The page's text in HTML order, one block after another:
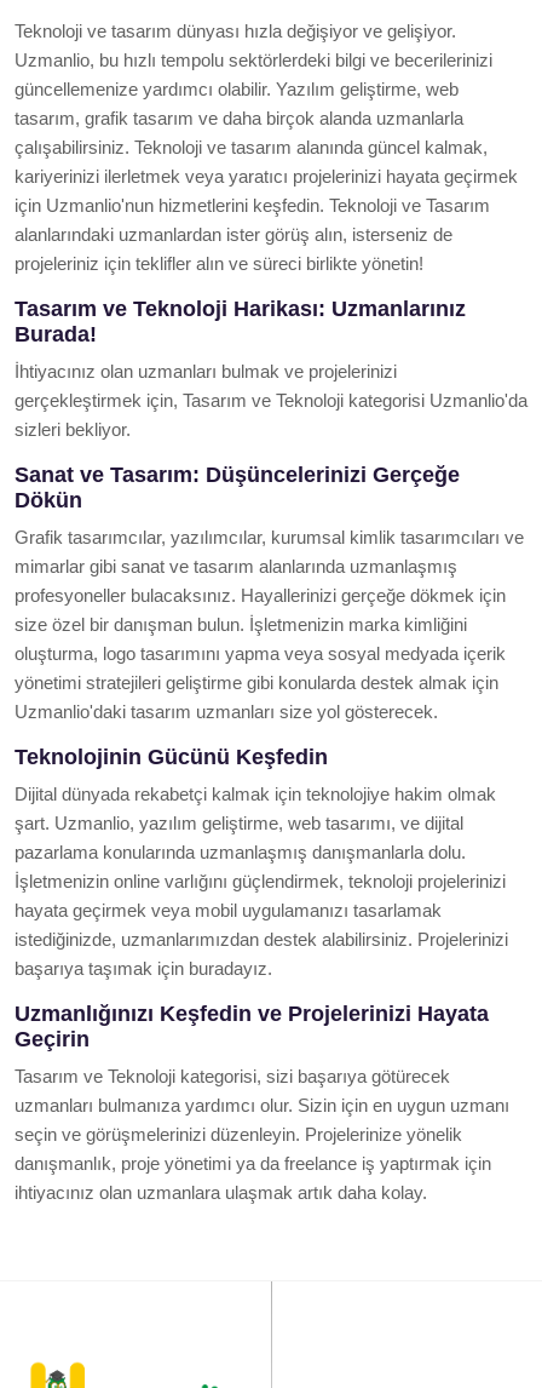
Teknoloji ve tasarım dünyası hızla değişiyor ve gelişiyor.
Uzmanlio, bu hızlı tempolu sektörlerdeki bilgi ve becerilerinizi
güncellemenize yardımcı olabilir. Yazılım geliştirme, web
tasarım, grafik tasarım ve daha birçok alanda uzmanlarla
çalışabilirsiniz. Teknoloji ve tasarım alanında güncel kalmak,
kariyerinizi ilerletmek veya yaratıcı projelerinizi hayata geçirmek
için Uzmanlio'nun hizmetlerini keşfedin. Teknoloji ve Tasarım
alanlarındaki uzmanlardan ister görüş alın, isterseniz de
projeleriniz için teklifler alın ve süreci birlikte yönetin!
Tasarım ve Teknoloji Harikası: Uzmanlarınız
Burada!
İhtiyacınız olan uzmanları bulmak ve projelerinizi
gerçekleştirmek için, Tasarım ve Teknoloji kategorisi Uzmanlio'da
sizleri bekliyor.
Sanat ve Tasarım: Düşüncelerinizi Gerçeğe
Dökün
Grafik tasarımcılar, yazılımcılar, kurumsal kimlik tasarımcıları ve
mimarlar gibi sanat ve tasarım alanlarında uzmanlaşmış
profesyoneller bulacaksınız. Hayallerinizi gerçeğe dökmek için
size özel bir danışman bulun. İşletmenizin marka kimliğini
oluşturma, logo tasarımını yapma veya sosyal medyada içerik
yönetimi stratejileri geliştirme gibi konularda destek almak için
Uzmanlio'daki tasarım uzmanları size yol gösterecek.
Teknolojinin Gücünü Keşfedin
Dijital dünyada rekabetçi kalmak için teknolojiye hakim olmak
şart. Uzmanlio, yazılım geliştirme, web tasarımı, ve dijital
pazarlama konularında uzmanlaşmış danışmanlarla dolu.
İşletmenizin online varlığını güçlendirmek, teknoloji projelerinizi
hayata geçirmek veya mobil uygulamanızı tasarlamak
istediğinizde, uzmanlarımızdan destek alabilirsiniz. Projelerinizi
başarıya taşımak için buradayız.
Uzmanlığınızı Keşfedin ve Projelerinizi Hayata
Geçirin
Tasarım ve Teknoloji kategorisi, sizi başarıya götürecek
uzmanları bulmanıza yardımcı olur. Sizin için en uygun uzmanı
seçin ve görüşmelerinizi düzenleyin. Projelerinize yönelik
danışmanlık, proje yönetimi ya da freelance iş yaptırmak için
ihtiyacınız olan uzmanlara ulaşmak artık daha kolay.